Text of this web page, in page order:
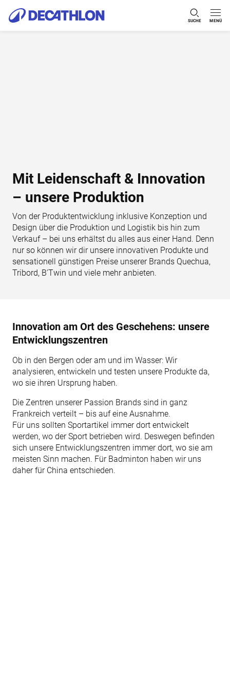
SUCHE MENÜ
Mit Leidenschaft & Innovation
– unsere Produktion
Von der Produktentwicklung inklusive Konzeption und
Design über die Produktion und Logistik bis hin zum
Verkauf – bei uns erhältst du alles aus einer Hand. Denn
nur so können wir dir unsere innovativen Produkte und
sensationell günstigen Preise unserer Brands Quechua,
Tribord, B'Twin und viele mehr anbieten.
Innovation am Ort des Geschehens: unsere
Entwicklungszentren
Ob in den Bergen oder am und im Wasser: Wir
analysieren, entwickeln und testen unsere Produkte da,
wo sie ihren Ursprung haben.
Die Zentren unserer Passion Brands sind in ganz
Frankreich verteilt – bis auf eine Ausnahme.
Für uns sollten Sportartikel immer dort entwickelt
werden, wo der Sport betrieben wird. Deswegen befinden
sich unsere Entwicklungszentren immer dort, wo sie am
meisten Sinn machen. Für Badminton haben wir uns
daher für China entschieden.